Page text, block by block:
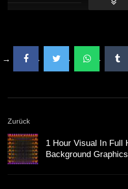
Zurück
1 Hour Visual In Full
Background Graphics